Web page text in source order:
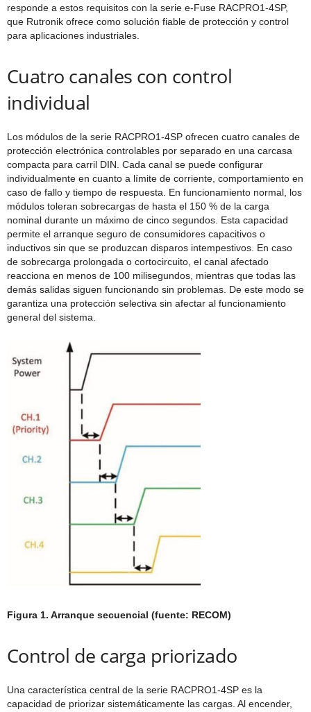
responde a estos requisitos con la serie e-Fuse RACPRO1-4SP,
que Rutronik ofrece como solución fiable de protección y control
para aplicaciones industriales.
Cuatro canales con control
individual
Los módulos de la serie RACPRO1-4SP ofrecen cuatro canales de
protección electrónica controlables por separado en una carcasa
compacta para carril DIN. Cada canal se puede configurar
individualmente en cuanto a límite de corriente, comportamiento en
caso de fallo y tiempo de respuesta. En funcionamiento normal, los
módulos toleran sobrecargas de hasta el 150 % de la carga
nominal durante un máximo de cinco segundos. Esta capacidad
permite el arranque seguro de consumidores capacitivos o
inductivos sin que se produzcan disparos intempestivos. En caso
de sobrecarga prolongada o cortocircuito, el canal afectado
reacciona en menos de 100 milisegundos, mientras que todas las
demás salidas siguen funcionando sin problemas. De este modo se
garantiza una protección selectiva sin afectar al funcionamiento
general del sistema.
Figura 1. Arranque secuencial (fuente: RECOM)
Control de carga priorizado
Una característica central de la serie RACPRO1-4SP es la
capacidad de priorizar sistemáticamente las cargas. Al encender,